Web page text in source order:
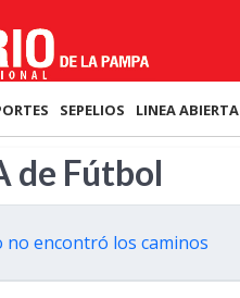
SEPELIOS LINEA ABIERTA
de Fútbol
no encontró los caminos